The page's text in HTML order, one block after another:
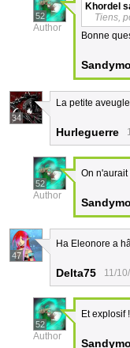
52
Author
Khordel
Tiens,
Bonne
34
La petite
Hurleguerre
52
Author
On n'aurait
47
Ha Eleonore a
Delta75 11/
52
Author
Et explosif